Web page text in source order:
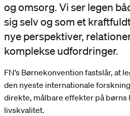
og omsorg. Vi ser legen
sig selv og som et
nye perspektiver,
komplekse udfordringer.
FN’s Børnekonvention fastslår, at
den nyeste internationale
direkte, målbare effekter på børns
livskvalitet.